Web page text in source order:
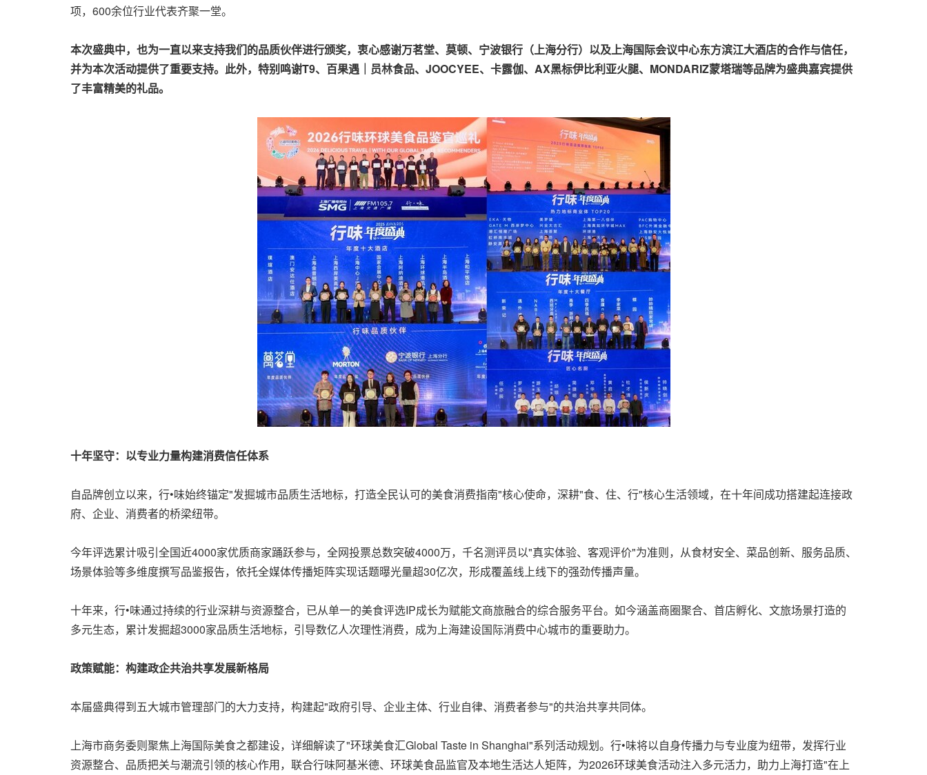
项，600余位行业代表齐聚一堂。
本次盛典中，也为一直以来支持我们的品质伙伴进行颁奖，衷心感谢万茗堂、莫顿、宁波银行（上海分行）以及上海国际会议中心东方滨江大酒店的合作与信任，
并为本次活动提供了重要支持。此外，特别鸣谢T9、百果遇｜员林食品、JOOCYEE、卡露伽、AX黑标伊比利亚火腿、MONDARIZ蒙塔瑞等品牌为盛典嘉宾提供
了丰富精美的礼品。
十年坚守：以专业力量构建消费信任体系
自品牌创立以来，行•味始终锚定"发掘城市品质生活地标，打造全民认可的美食消费指南"核心使命，深耕"食、住、行"核心生活领域，在十年间成功搭建起连接政
府、企业、消费者的桥梁纽带。
今年评选累计吸引全国近4000家优质商家踊跃参与，全网投票总数突破4000万，千名测评员以"真实体验、客观评价"为准则，从食材安全、菜品创新、服务品质、
场景体验等多维度撰写品鉴报告，依托全媒体传播矩阵实现话题曝光量超30亿次，形成覆盖线上线下的强劲传播声量。
十年来，行•味通过持续的行业深耕与资源整合，已从单一的美食评选IP成长为赋能文商旅融合的综合服务平台。如今涵盖商圈聚合、首店孵化、文旅场景打造的
多元生态，累计发掘超3000家品质生活地标，引导数亿人次理性消费，成为上海建设国际消费中心城市的重要助力。
政策赋能：构建政企共治共享发展新格局
本届盛典得到五大城市管理部门的大力支持，构建起"政府引导、企业主体、行业自律、消费者参与"的共治共享共同体。
上海市商务委则聚焦上海国际美食之都建设，详细解读了"环球美食汇Global Taste in Shanghai"系列活动规划。行•味将以自身传播力与专业度为纽带，发挥行业
资源整合、品质把关与潮流引领的核心作用，联合行味阿基米德、环球美食品监官及本地生活达人矩阵，为2026环球美食活动注入多元活力，助力上海打造"在上